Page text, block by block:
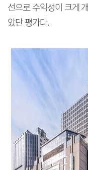
선으로 수익성이 크게
았단 평가다.